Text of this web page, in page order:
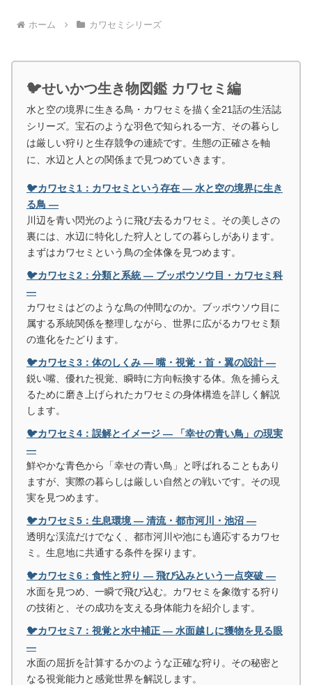
ホーム カワセミシリーズ
🐦せいかつ生き物図鑑 カワセミ編
水と空の境界に生きる鳥・カワセミを描く全21話の生活誌
シリーズ。宝石のような羽色で知られる一方、その暮らし
は厳しい狩りと生存競争の連続です。生態の正確さを軸
に、水辺と人との関係まで見つめていきます。
🐦カワセミ1：カワセミという存在 ― 水と空の境界に生き
る鳥 ―
川辺を青い閃光のように飛び去るカワセミ。その美しさの
裏には、水辺に特化した狩人としての暮らしがあります。
まずはカワセミという鳥の全体像を見つめます。
🐦カワセミ2：分類と系統 ― ブッポウソウ目・カワセミ科
―
カワセミはどのような鳥の仲間なのか。ブッポウソウ目に
属する系統関係を整理しながら、世界に広がるカワセミ類
の進化をたどります。
🐦カワセミ3：体のしくみ ― 嘴・視覚・首・翼の設計 ―
鋭い嘴、優れた視覚、瞬時に方向転換する体。魚を捕らえ
るために磨き上げられたカワセミの身体構造を詳しく解説
します。
🐦カワセミ4：誤解とイメージ ― 「幸せの青い鳥」の現実
―
鮮やかな青色から「幸せの青い鳥」と呼ばれることもあり
ますが、実際の暮らしは厳しい自然との戦いです。その現
実を見つめます。
🐦カワセミ5：生息環境 ― 清流・都市河川・池沼 ―
透明な渓流だけでなく、都市河川や池にも適応するカワセ
ミ。生息地に共通する条件を探ります。
🐦カワセミ6：食性と狩り ― 飛び込みという一点突破 ―
水面を見つめ、一瞬で飛び込む。カワセミを象徴する狩り
の技術と、その成功を支える身体能力を紹介します。
🐦カワセミ7：視覚と水中補正 ― 水面越しに獲物を見る眼
―
水面の屈折を計算するかのような正確な狩り。その秘密と
なる視覚能力と感覚世界を解説します。